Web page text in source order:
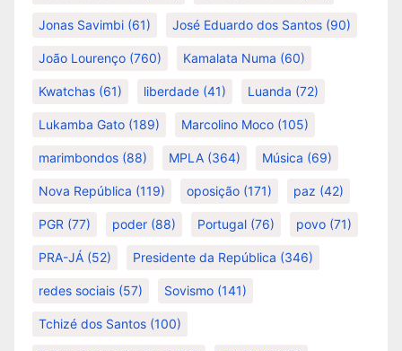
Jonas Savimbi (61) José Eduardo dos Santos (90)
João Lourenço (760) Kamalata Numa (60)
Kwatchas (61) liberdade (41) Luanda (72)
Lukamba Gato (189) Marcolino Moco (105)
marimbondos (88) MPLA (364) Música (69)
Nova República (119) oposição (171) paz (42)
PGR (77) poder (88) Portugal (76) povo (71)
PRA-JÁ (52) Presidente da República (346)
redes sociais (57) Sovismo (141)
Tchizé dos Santos (100)